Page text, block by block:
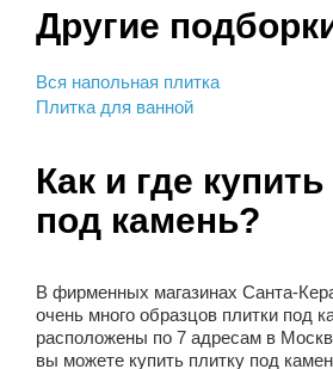
Другие
Вся напольная плитка
Плитка для ванной
Как и где
под камень?
В фирменных магазинах Санта-
очень много образцов плитки под
расположены по 7 адресам в
вы можете купить плитку под